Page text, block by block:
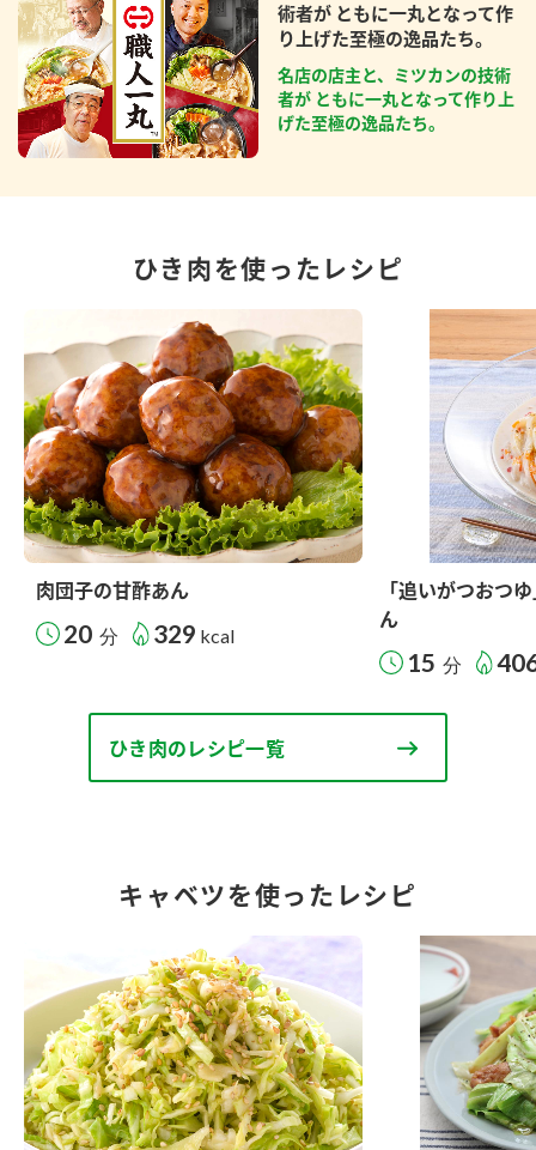
術者が ともに一丸となって作
り上げた至極の逸品たち。
名店の店主と、ミツカンの技術
者が ともに一丸となって作り上
げた至極の逸品たち。
ひき肉を使ったレシピ
肉団子の甘酢あん
20 分 329 kcal
「追いがつおつ
ん
15 分
ひき肉のレシピ一覧
キャベツを使ったレシピ